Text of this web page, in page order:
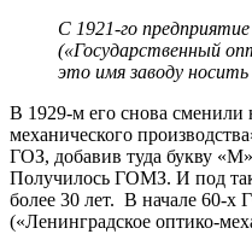
С 1921-го
(«Государственный
это имя заводу
В 1929-м его снова
механического
ГОЗ, добавив туда букву
Получилось ГОМЗ. И под
более 30 лет. В начале 60-
(«Ленинградское оптико-